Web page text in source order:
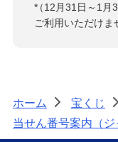
*
（12月31日～1月
ご利用いただけま
ホーム > 宝くじ
当せん番号案内（ジ